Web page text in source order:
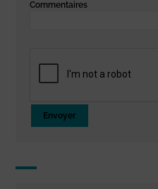
Commentaires
Envoyer